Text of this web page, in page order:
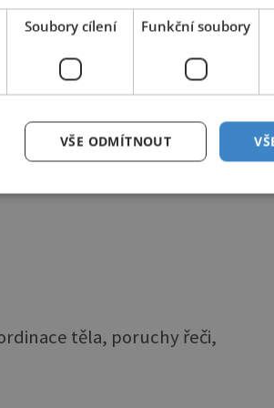
těla, poruchy řeči,
Soubory cílení Funkční soubory
VŠE ODMÍTNOUT